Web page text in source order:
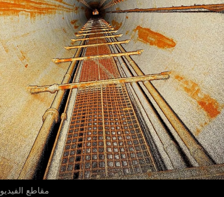
مقاطع الفيديو